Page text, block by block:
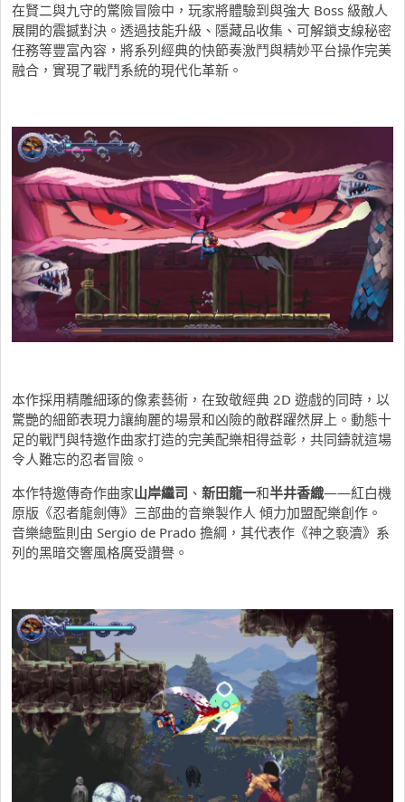
在賢二與九守的驚險冒險中，玩家將體驗到與強大 Boss 級敵人
展開的震撼對決。透過技能升級、隱藏品收集、可解鎖支線秘密
任務等豐富內容，將系列經典的快節奏激鬥與精妙平台操作完美
融合，實現了戰鬥系統的現代化革新。
本作採用精雕細琢的像素藝術，在致敬經典 2D 遊戲的同時，以
驚艷的細節表現力讓絢麗的場景和凶險的敵群躍然屏上。動態十
足的戰鬥與特邀作曲家打造的完美配樂相得益彰，共同鑄就這場
令人難忘的忍者冒險。
本作特邀傳奇作曲家山岸繼司 、 新田龍一和半井香織——紅白機
原版《忍者龍劍傳》三部曲的音樂製作人 傾力加盟配樂創作。
音樂總監則由 Sergio de Prado 擔綱，其代表作《神之褻瀆》系
列的黑暗交響風格廣受讚譽。